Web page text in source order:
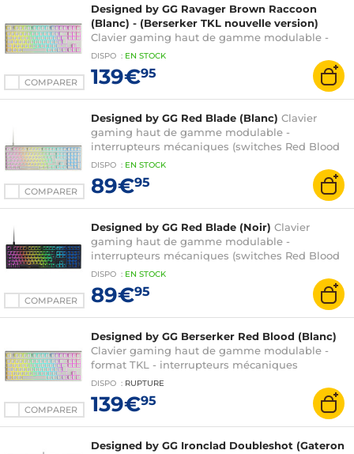
COMPARER
Designed by GG Ravager Brown Raccoon
(Blanc) - (Berserker TKL nouvelle version)
Clavier gaming haut de gamme modulable -
format TKL - interrupteurs mécaniques
(switches Brown Raccoon) - touches doubleshot
- rétro-éclairage RGB - AZERTY, Français
DISPO : EN STOCK
139€95
COMPARER
Designed by GG Red Blade (Blanc) Clavier
gaming haut de gamme modulable -
interrupteurs mécaniques (switches Red Blood
Lite) - touches en PBT - structure gasket mount -
rétro-éclairage RGB - AZERTY, Français
DISPO : EN STOCK
89€95
COMPARER
Designed by GG Red Blade (Noir) Clavier
gaming haut de gamme modulable -
interrupteurs mécaniques (switches Red Blood
Lite) - touches en PBT - structure gasket mount -
rétro-éclairage RGB - AZERTY, Français
DISPO : EN STOCK
89€95
COMPARER
Designed by GG Berserker Red Blood (Blanc)
Clavier gaming haut de gamme modulable -
format TKL - interrupteurs mécaniques
(switches Red Blood) - touches doubleshot -
rétro-éclairage RGB - AZERTY, Français
DISPO : RUPTURE
139€95
Designed by GG Ironclad Doubleshot (Gateron